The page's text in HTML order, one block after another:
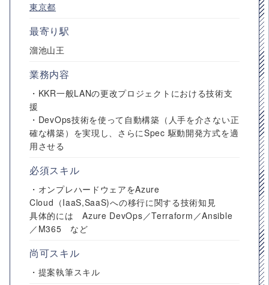
東京都
最寄り駅
溜池山王
業務内容
・KKR一般LANの更改プロジェクトにおける技術支
援
・DevOps技術を使って自動構築（人手を介さない正
確な構築）を実現し、さらにSpec 駆動開発方式を適
用させる
必須スキル
・オンプレハードウェアをAzure
Cloud（IaaS,SaaS)への移行に関する技術知見
具体的には Azure DevOps／Terraform／Ansible
／M365 など
尚可スキル
・提案執筆スキル